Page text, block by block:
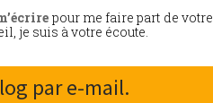
pour me faire part de votre
je suis à votre écoute.
par e-mail.